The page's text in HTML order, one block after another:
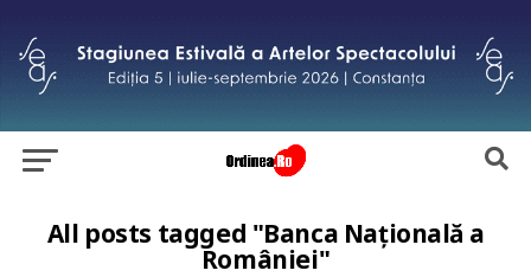
All posts tagged "Banca Națională a
României"